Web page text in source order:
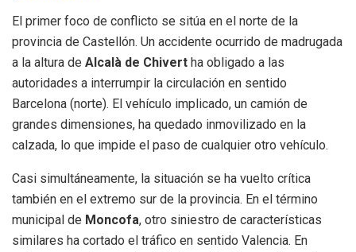
El primer foco de conflicto se sitúa en el norte de la
provincia de Castellón. Un accidente ocurrido de madrugada
a la altura de Alcalà de Chivert ha obligado a las
autoridades a interrumpir la circulación en sentido
Barcelona (norte). El vehículo implicado, un camión de
grandes dimensiones, ha quedado inmovilizado en la
calzada, lo que impide el paso de cualquier otro vehículo.
Casi simultáneamente, la situación se ha vuelto crítica
también en el extremo sur de la provincia. En el término
municipal de Moncofa, otro siniestro de características
similares ha cortado el tráfico en sentido Valencia. En